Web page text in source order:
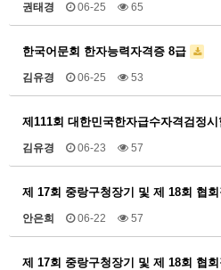
권태경 06-25 65
한국어문회 한자능력자격증 8급
김유경 06-25 53
제111회 대한민국한자급수자격검정
김유경 06-23 57
제 17회 중랑구청장기 및 제 18회 협
안은희 06-22 57
제 17회 중랑구청장기 및 제 18회 협